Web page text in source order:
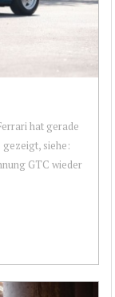
hat gerade
gezeigt, siehe:
GTC wieder